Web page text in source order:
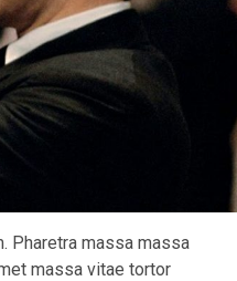
Pharetra massa massa
massa vitae tortor